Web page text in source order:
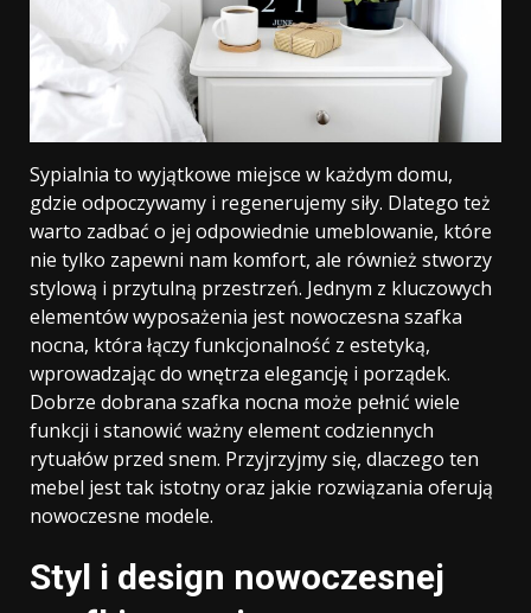
Sypialnia to wyjątkowe miejsce w każdym domu,
gdzie odpoczywamy i regenerujemy siły. Dlatego też
warto zadbać o jej odpowiednie umeblowanie, które
nie tylko zapewni nam komfort, ale również stworzy
stylową i przytulną przestrzeń. Jednym z kluczowych
elementów wyposażenia jest nowoczesna szafka
nocna, która łączy funkcjonalność z estetyką,
wprowadzając do wnętrza elegancję i porządek.
Dobrze dobrana szafka nocna może pełnić wiele
funkcji i stanowić ważny element codziennych
rytuałów przed snem. Przyjrzyjmy się, dlaczego ten
mebel jest tak istotny oraz jakie rozwiązania oferują
nowoczesne modele.
Styl i design nowoczesnej